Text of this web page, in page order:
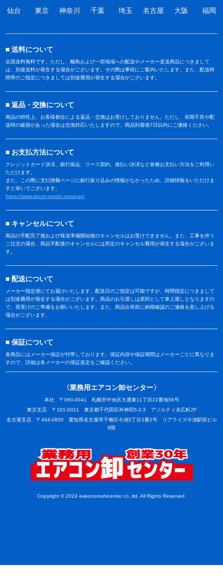
仙台 東京 神奈川 千葉 埼玉 名古屋 大阪 福岡
送料について
全国送料無料です。ただし、離島および一部地域への配送やメーカー直送商品につきまして
は、別途送料が発生する場合がございます。その際は事前にご案内いたします。また、配送時
間帯のご指定につきましては別途費用が発生する場合がございます。
返品・交換について
商品の特性上、お客様都合による返品・交換はお受けしておりません。ただし、初期不良や配
送時の破損があった場合は交換対応いたしますので、商品到着後7日以内にご連絡ください。
お支払方法について
クレジットカード決済、銀行振込、リース契約、後払い決済など各種お支払い方法をご利用い
ただけます。
また、この際に支払情報ページに銀行振り込みの情報がなかったため、詳細情報をいただけま
すと幸いでございます。
https://www.aircon-oroshi.com/pay/
キャンセルについて
商品の手配完了後および発送準備開始後のキャンセルはお受けできません。また、工事を伴う
ご注文の場合、商品手配後のキャンセルには所定のキャンセル費用が発生する場合がございま
す。
配送について
メーカー指定便にてお届けいたします。配送日のご指定は可能ですが、時間指定につきまして
は別途費用が発生する場合がございます。商品のお引渡しは原則として車上渡しとなりますの
で、荷受けのご準備をお願いいたします。また、商品出荷前に納期確認のご連絡を差し上げる
場合がございます。
保証について
各商品にはメーカー保証が付帯しております。保証内容や保証期間はメーカーごとに異なりま
すので、詳細は各メーカーの保証規定をご確認ください。
〈業務用エアコン卸センター〉
本社 〒060-0041 札幌市中央区大通東11丁目22番地56号
東京支店 〒101-0021 東京都千代田区外神田5-2-3 アソルティ末広町2F
名古屋支店 〒464-0850 愛知県名古屋市千種区今池5丁目3番2号 リアライズ今池駅前ビル
8階
Copyright © 2024 eakonoroshicenter co.,ltd. All Rights Reserved.